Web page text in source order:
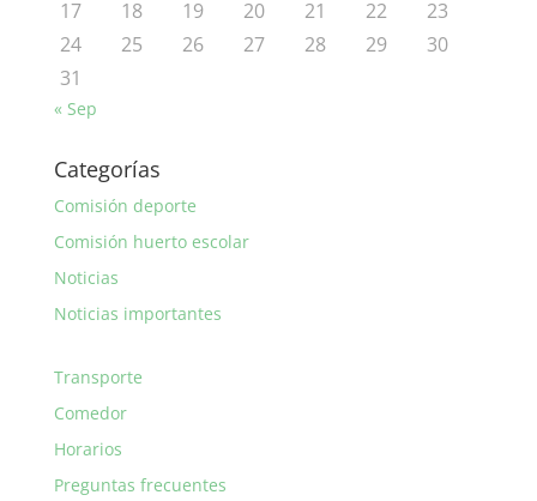
17
18 19 20 21 22
23
24
25 26 27 28 29
30
31
« Sep
Categorías
Comisión deporte
Comisión huerto escolar
Noticias
Noticias importantes
Transporte
Comedor
Horarios
Preguntas frecuentes